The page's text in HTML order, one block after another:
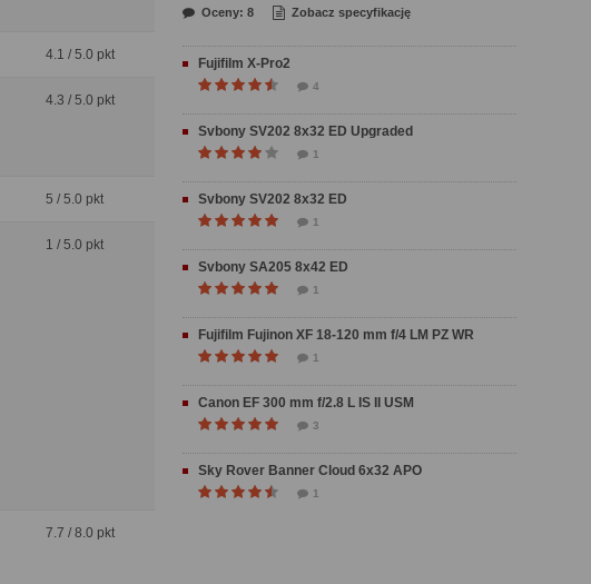
4.1 / 5.0 pkt
4.3 / 5.0 pkt
5 / 5.0 pkt
1 / 5.0 pkt
7.7 / 8.0 pkt
Oceny: 8 Zobacz specyfikację
Fujifilm X-Pro2
4
Svbony SV202 8x32 ED Upgraded
1
Svbony SV202 8x32 ED
1
Svbony SA205 8x42 ED
1
Fujifilm Fujinon XF 18-120 mm f/4 LM PZ WR
1
Canon EF 300 mm f/2.8 L IS II USM
3
Sky Rover Banner Cloud 6x32 APO
1